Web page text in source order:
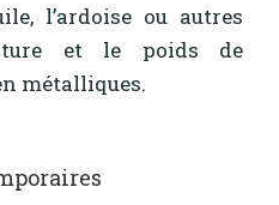
l’ardoise ou autres
et le poids de
métalliques.